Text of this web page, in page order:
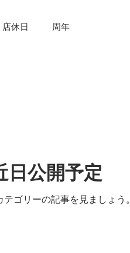
店休日 周年
日公開予定
ゴリーの記事を見ましょう。